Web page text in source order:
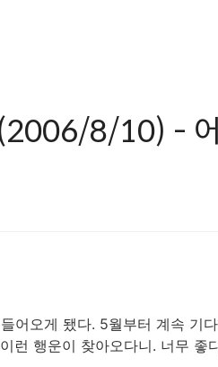
8/10) -
어오게 됐다. 5월부터 계속 기
런 행운이 찾아오다니. 너무 좋